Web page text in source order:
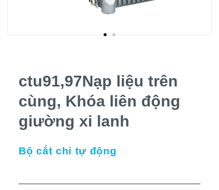
ctu91,97Nạp liệu trên
cùng, Khóa liên động
giường xi lanh
Bộ cắt chỉ tự động